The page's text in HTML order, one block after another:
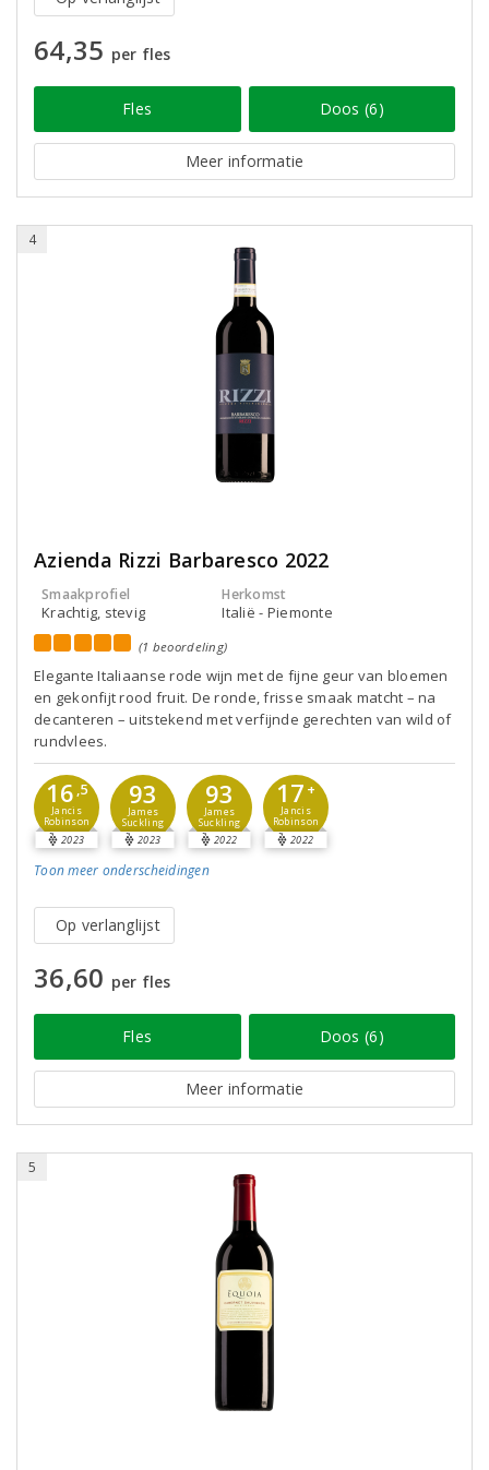
64,35 per fles
Fles Doos (6)
Meer informatie
4
Azienda Rizzi Barbaresco 2022
Smaakprofiel
Krachtig, stevig
Herkomst
Italië - Piemonte
(1 beoordeling)
Elegante Italiaanse rode wijn met de fijne geur van bloemen
en gekonfijt rood fruit. De ronde, frisse smaak matcht – na
decanteren – uitstekend met verfijnde gerechten van wild of
rundvlees.
16,5
Jancis
Robinson
2023
93
James
Suckling
2023
93
James
Suckling
2022
17 +
Jancis
Robinson
2022
Toon meer onderscheidingen
Op verlanglijst
36,60 per fles
Fles Doos (6)
Meer informatie
5